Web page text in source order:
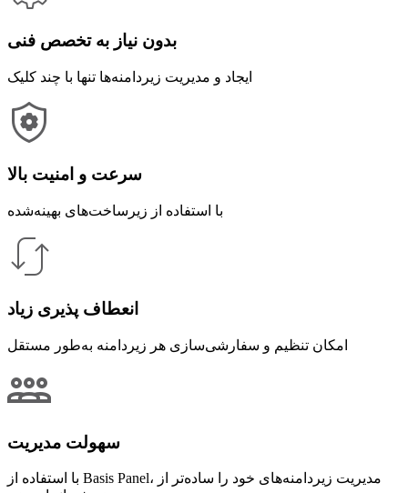
بدون نیاز به تخصص فنی
ایجاد و مدیریت زیردامنه‌ها تنها با چند کلیک
سرعت و امنیت بالا
با استفاده از زیرساخت‌های بهینه‌شده
انعطاف ‌پذیری زیاد
امکان تنظیم و سفارشی‌سازی هر زیردامنه به‌طور مستقل
سهولت مدیریت
با استفاده از Basis Panel، مدیریت زیردامنه‌های خود را ساده‌تر از